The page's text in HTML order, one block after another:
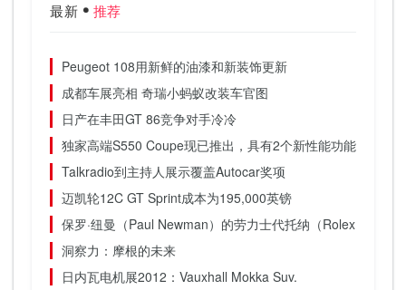
最新 推荐
Peugeot 108用新鲜的油漆和新装饰更新
成都车展亮相 奇瑞小蚂蚁改装车官图
日产在丰田GT 86竞争对手冷冷
独家高端S550 Coupe现已推出，具有2个新性能功能
Talkradio到主持人展示覆盖Autocar奖项
迈凯轮12C GT Sprint成本为195,000英镑
保罗·纽曼（Paul Newman）的劳力士代托纳（Rolex
洞察力：摩根的未来
日内瓦电机展2012：Vauxhall Mokka Suv.